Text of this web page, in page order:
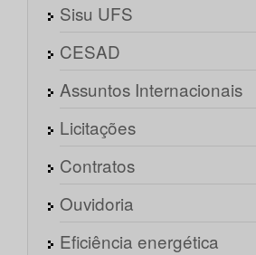
Sisu UFS
CESAD
Assuntos Internacionais
Licitações
Contratos
Ouvidoria
Eficiência energética